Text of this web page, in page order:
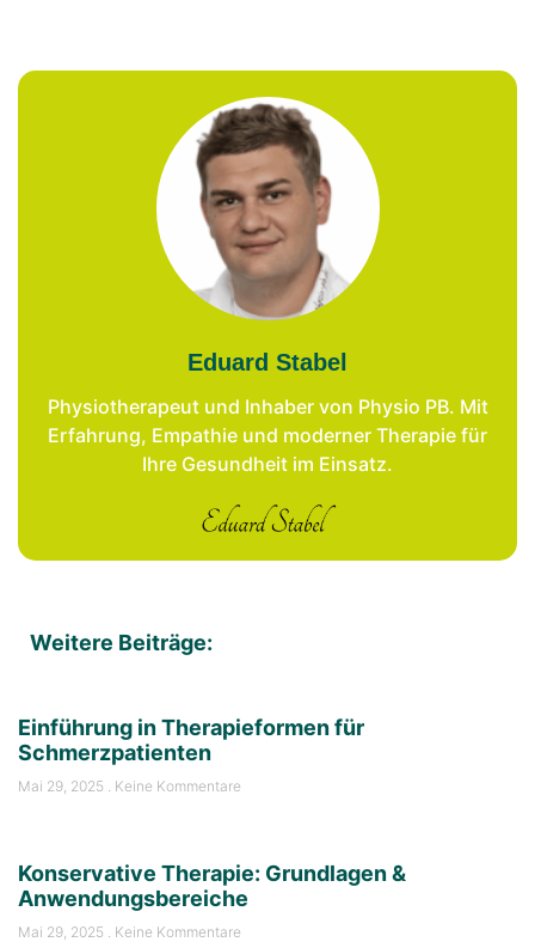
Eduard Stabel
Physiotherapeut und Inhaber von Physio PB. Mit
Erfahrung, Empathie und moderner Therapie für
Ihre Gesundheit im Einsatz.
Weitere Beiträge:
Einführung in Therapieformen für
Schmerzpatienten
Mai 29, 2025 Keine Kommentare
Konservative Therapie: Grundlagen &
Anwendungsbereiche
Mai 29, 2025 Keine Kommentare